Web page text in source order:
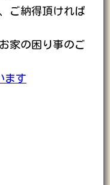
ご納得頂ければ
家の困り事のご
ます